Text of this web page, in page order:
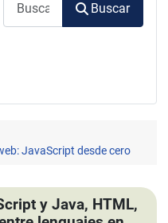
Buscar
JavaScript desde cero
y Java, HTML,